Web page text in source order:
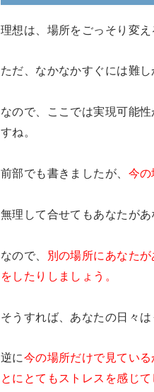
理想は、場所をごっそり変え
ただ、なかなかすぐには難
なので、ここでは実現可能
すね。
前部でも書きましたが、 今の
無理して合せてもあなたが
なので、
別の場所にあなた
をしたりしましょう。
そうすれば、あなたの日々
逆に今の場所だけで見てい
とにとてもストレスを感じて